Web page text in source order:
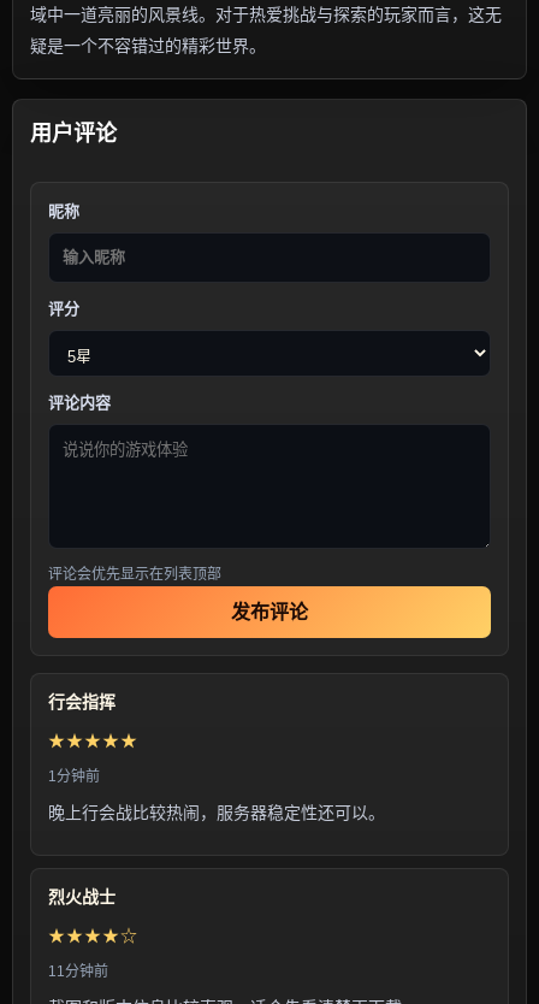
域中一道亮丽的风景线。对于热爱挑战与探索的玩家而言，这无
疑是一个不容错过的精彩世界。
用户评论
昵称
评分
评论内容
评论会优先显示在列表顶部
发布评论
行会指挥
★★★★★
1分钟前
晚上行会战比较热闹，服务器稳定性还可以。
烈火战士
★★★★☆
11分钟前